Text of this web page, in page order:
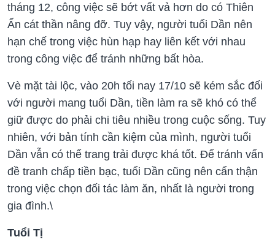
tháng 12, công việc sẽ bớt vất vả hơn do có Thiên
Ấn cát thần nâng đỡ. Tuy vậy, người tuổi Dần nên
hạn chế trong việc hùn hạp hay liên kết với nhau
trong công việc để tránh những bất hòa.
Vè mặt tài lộc, vào 20h tối nay 17/10 sẽ kém sắc đối
với người mang tuổi Dần, tiền làm ra sẽ khó có thể
giữ được do phải chi tiêu nhiều trong cuộc sống. Tuy
nhiên, với bản tính cần kiệm của mình, người tuổi
Dần vẫn có thể trang trải được khá tốt. Để tránh vấn
đề tranh chấp tiền bạc, tuổi Dần cũng nên cẩn thận
trong việc chọn đối tác làm ăn, nhất là người trong
gia đình.\
Tuổi Tị